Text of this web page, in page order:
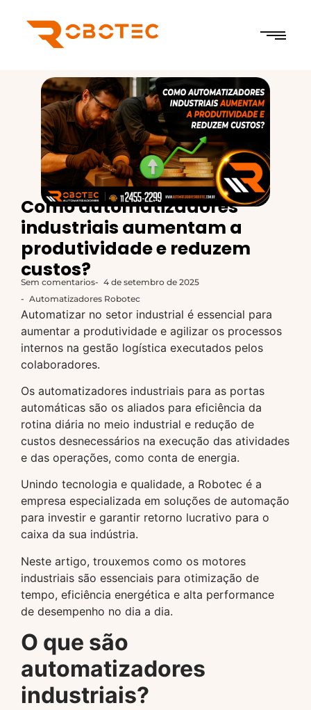
Como automatizadores
industriais aumentam a
produtividade e reduzem
custos?
Sem comentarios- 4 de setembro de 2025
- Automatizadores Robotec
Automatizar no setor industrial é essencial para
aumentar a produtividade e agilizar os processos
internos na gestão logística executados pelos
colaboradores.
Os automatizadores industriais para as portas
automáticas são os aliados para eficiência da
rotina diária no meio industrial e redução de
custos desnecessários na execução das atividades
e das operações, como conta de energia.
Unindo tecnologia e qualidade, a Robotec é a
empresa especializada em soluções de automação
para investir e garantir retorno lucrativo para o
caixa da sua indústria.
Neste artigo, trouxemos como os motores
industriais são essenciais para otimização de
tempo, eficiência energética e alta performance
de desempenho no dia a dia.
O que são
automatizadores
industriais?